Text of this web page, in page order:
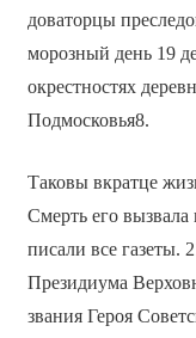
доваторцы
морозный день 19
окрестностях
Подмосковья8.
Таковы вкратце
Смерть его
писали все газеты.
Президиума
звания Героя